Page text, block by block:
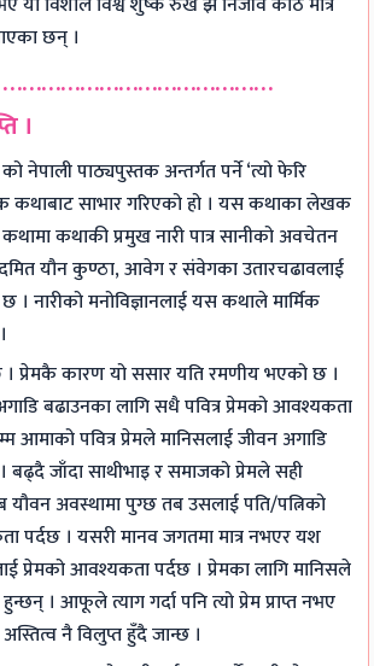
छन् ।
……………………………………
।
नेपाली पाठ्यपुस्तक अन्तर्गत पर्ने ‘त्यो फेरि
कथाबाट साभार गरिएको हो । यस कथाका लेखक
कथाकी प्रमुख नारी पात्र सानीको अवचेतन
यौन कुण्ठा, आवेग र संवेगका उतारचढावलाई
। नारीको मनोविज्ञानलाई यस कथाले मार्मिक
प्रेमकै कारण यो ससार यति रमणीय भएको छ ।
बढाउनका लागि सधै पवित्र प्रेमको आवश्यकता
आमाको पवित्र प्रेमले मानिसलाई जीवन अगाडि
बढ्दै जाँदा साथीभाइ र समाजको प्रेमले सही
यौवन अवस्थामा पुग्छ तब उसलाई पति/पत्निको
पर्दछ । यसरी मानव जगतमा मात्र नभएर यश
प्रेमको आवश्यकता पर्दछ । प्रेमका लागि मानिसले
। आफूले त्याग गर्दा पनि त्यो प्रेम प्राप्त नभए
नै विलुप्त हुँदै जान्छ ।